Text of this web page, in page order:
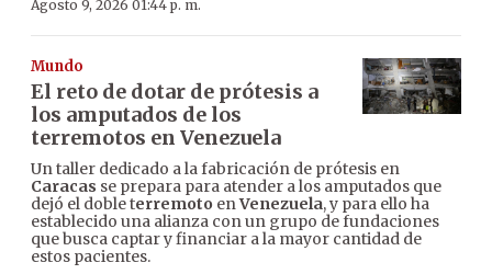
Agosto 9, 2026 01:44 p. m.
Mundo
El reto de dotar de prótesis a
los amputados de los
terremotos en Venezuela
Un taller dedicado a la fabricación de prótesis en
Caracas se prepara para atender a los amputados que
dejó el doble terremoto enVenezuela, y para ello ha
establecido una alianza con un grupo de fundaciones
que busca captar y financiar a la mayor cantidad de
estos pacientes.